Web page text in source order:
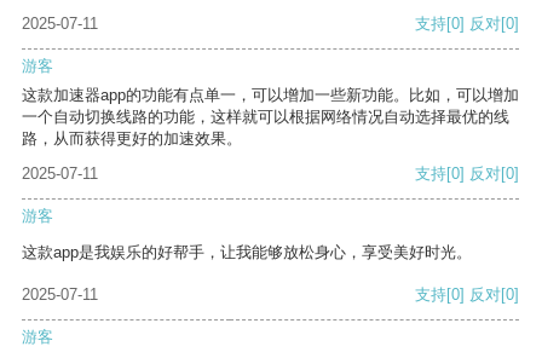
2025-07-11 支持[0] 反对[0]
游客
这款加速器app的功能有点单一，可以增加一些新功能。比如，可以增加
一个自动切换线路的功能，这样就可以根据网络情况自动选择最优的线
路，从而获得更好的加速效果。
2025-07-11
支持[0] 反对[0]
游客
这款app是我娱乐的好帮手，让我能够放松身心，享受美好时光。
2025-07-11 支持[0] 反对[0]
游客